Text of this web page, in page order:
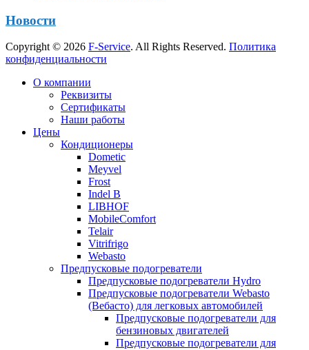
Новости
Copyright © 2026 F-Service. All Rights Reserved. Политика
конфиденциальности
вверх
О компании
Реквизиты
Сертификаты
Наши работы
Цены
Кондиционеры
Dometic
Meyvel
Frost
Indel B
LIBHOF
MobileComfort
Telair
Vitrifrigo
Webasto
Предпусковые подогреватели
Предпусковые подогреватели Hydro
Предпусковые подогреватели Webasto
(Вебасто) для легковых автомобилей
Предпусковые подогреватели для
бензиновых двигателей
Предпусковые подогреватели для